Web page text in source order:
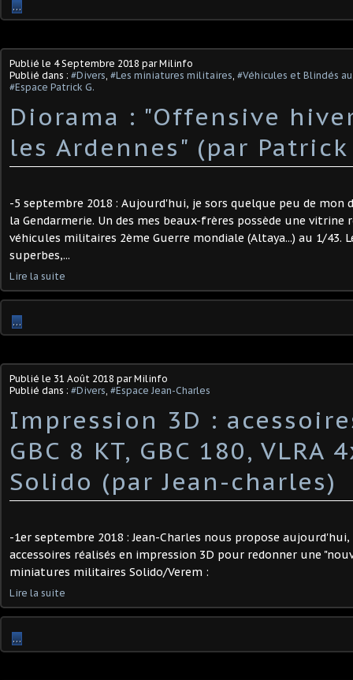
…
Publié le 4 Septembre 2018 par Milinfo
Publié dans : #Divers, #Les miniatures militaires, #Véhicules et Blindés
#Espace Patrick G.
Diorama : "Offensive
les Ardennes" (par Patrick
-5 septembre 2018 : Aujourd'hui, je sors quelque peu de mon
la Gendarmerie. Un des mes beaux-frères possède une vitrine
véhicules militaires 2ème Guerre mondiale (Altaya...) au 1/43.
superbes,...
Lire la suite
…
Publié le 31 Août 2018 par Milinfo
Publié dans : #Divers, #Espace Jean-Charles
Impression 3D :
GBC 8 KT, GBC 180, VLRA
Solido (par Jean-charles)
-1er septembre 2018 : Jean-Charles nous propose
accessoires réalisés en impression 3D pour redonner une
miniatures militaires Solido/Verem :
Lire la suite
…